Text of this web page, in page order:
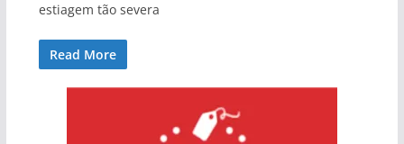
estiagem tão severa
Read More